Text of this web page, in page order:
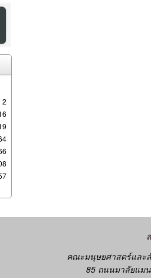
2
คณะมนุษยศาสตร์และ
85 ถนนมาลัยแมน